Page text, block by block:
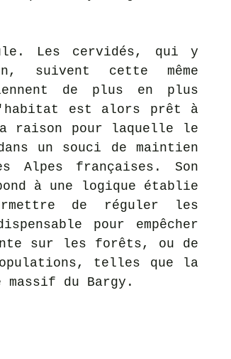
Les cervidés, qui y
suivent cette même
de plus en plus
est alors prêt à
raison pour laquelle le
un souci de maintien
Alpes françaises. Son
à une logique établie
de réguler les
pour empêcher
sur les forêts, ou de
du Bargy.